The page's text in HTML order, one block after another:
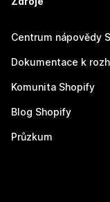
Centrum nápovědy
Dokumentace k
Komunita Shopify
Blog Shopify
Průzkum